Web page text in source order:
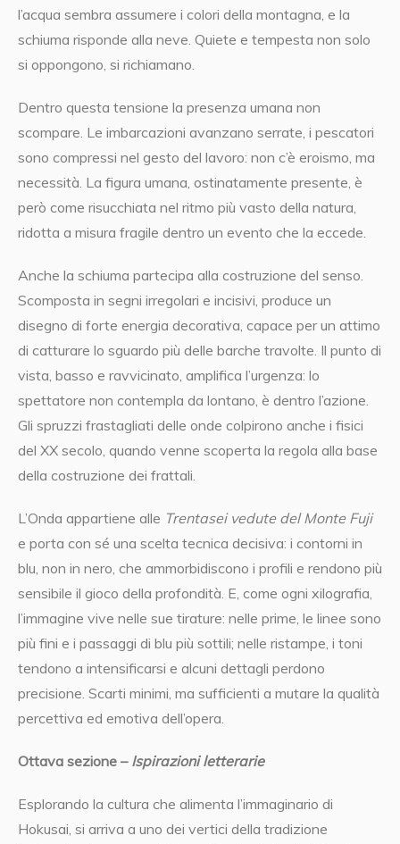
l’acqua sembra assumere i colori della montagna, e la
schiuma risponde alla neve. Quiete e tempesta non solo
si oppongono, si richiamano.
Dentro questa tensione la presenza umana non
scompare. Le imbarcazioni avanzano serrate, i pescatori
sono compressi nel gesto del lavoro: non c’è eroismo, ma
necessità. La figura umana, ostinatamente presente, è
però come risucchiata nel ritmo più vasto della natura,
ridotta a misura fragile dentro un evento che la eccede.
Anche la schiuma partecipa alla costruzione del senso.
Scomposta in segni irregolari e incisivi, produce un
disegno di forte energia decorativa, capace per un attimo
di catturare lo sguardo più delle barche travolte. Il punto di
vista, basso e ravvicinato, amplifica l’urgenza: lo
spettatore non contempla da lontano, è dentro l’azione.
Gli spruzzi frastagliati delle onde colpirono anche i fisici
del XX secolo, quando venne scoperta la regola alla base
della costruzione dei frattali.
L’Onda appartiene alle Trentasei vedute del Monte Fuji
e porta con sé una scelta tecnica decisiva: i contorni in
blu, non in nero, che ammorbidiscono i profili e rendono più
sensibile il gioco della profondità. E, come ogni xilografia,
l’immagine vive nelle sue tirature: nelle prime, le linee sono
più fini e i passaggi di blu più sottili; nelle ristampe, i toni
tendono a intensificarsi e alcuni dettagli perdono
precisione. Scarti minimi, ma sufficienti a mutare la qualità
percettiva ed emotiva dell’opera.
Ottava sezione – Ispirazioni letterarie
Esplorando la cultura che alimenta l’immaginario di
Hokusai, si arriva a uno dei vertici della tradizione